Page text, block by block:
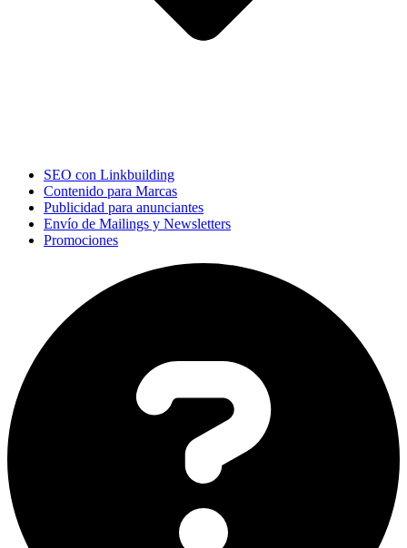
SEO con Linkbuilding
Contenido para Marcas
Publicidad para anunciantes
Envío de Mailings y Newsletters
Promociones